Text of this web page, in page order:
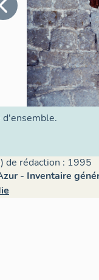
d'ensemble.
de rédaction : 1995
- Inventaire